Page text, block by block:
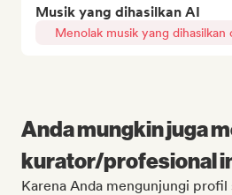
Musik yang dihasilkan AI
Menolak musik yang dihasilkan
Anda mungkin juga
kurator/profesional
Karena Anda mengunjungi